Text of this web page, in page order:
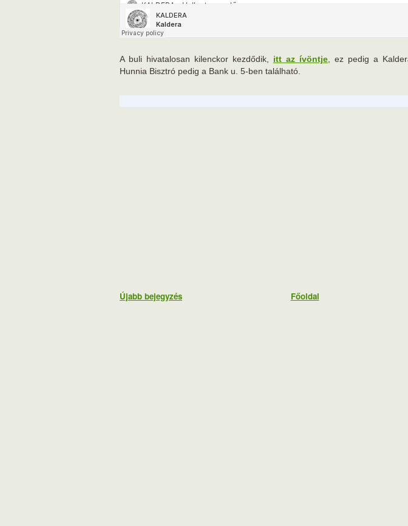
A buli hivatalosan kilenckor kezdődik, itt az ívöntje , ez pedig a
Hunnia Bisztró pedig a Bank u. 5-ben található.
Újabb bejegyzés Főoldal